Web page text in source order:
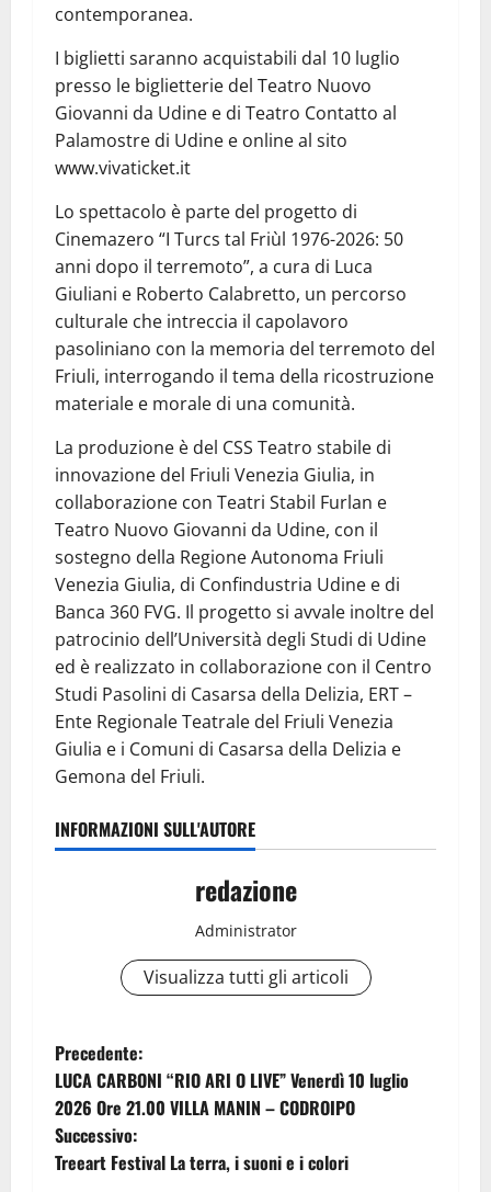
contemporanea.
I biglietti saranno acquistabili dal 10 luglio
presso le biglietterie del Teatro Nuovo
Giovanni da Udine e di Teatro Contatto al
Palamostre di Udine e online al sito
www.vivaticket.it
Lo spettacolo è parte del progetto di
Cinemazero “I Turcs tal Friùl 1976-2026: 50
anni dopo il terremoto”, a cura di Luca
Giuliani e Roberto Calabretto, un percorso
culturale che intreccia il capolavoro
pasoliniano con la memoria del terremoto del
Friuli, interrogando il tema della ricostruzione
materiale e morale di una comunità.
La produzione è del CSS Teatro stabile di
innovazione del Friuli Venezia Giulia, in
collaborazione con Teatri Stabil Furlan e
Teatro Nuovo Giovanni da Udine, con il
sostegno della Regione Autonoma Friuli
Venezia Giulia, di Confindustria Udine e di
Banca 360 FVG. Il progetto si avvale inoltre del
patrocinio dell’Università degli Studi di Udine
ed è realizzato in collaborazione con il Centro
Studi Pasolini di Casarsa della Delizia, ERT –
Ente Regionale Teatrale del Friuli Venezia
Giulia e i Comuni di Casarsa della Delizia e
Gemona del Friuli.
INFORMAZIONI SULL'AUTORE
redazione
Administrator
Visualizza tutti gli articoli
N
a
v
Precedente:
LUCA CARBONI “RIO ARI O LIVE” Venerdì 10 luglio
2026 Ore 21.00 VILLA MANIN – CODROIPO
Successivo:
Treeart Festival La terra, i suoni e i colori